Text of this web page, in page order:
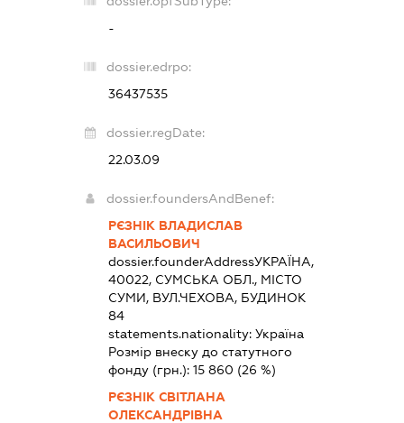
-
dossier.edrpo:
36437535
dossier.regDate:
22.03.09
dossier.foundersAndBenef:
РЄЗНІК ВЛАДИСЛАВ
ВАСИЛЬОВИЧ
dossier.founderAddressУКРАЇНА,
40022, СУМСЬКА ОБЛ., МІСТО
СУМИ, ВУЛ.ЧЕХОВА, БУДИНОК
84
statements.nationality:Україна
Розмір внеску до статутного
фонду (грн.):15 860 (26 %)
РЄЗНІК СВІТЛАНА
ОЛЕКСАНДРІВНА